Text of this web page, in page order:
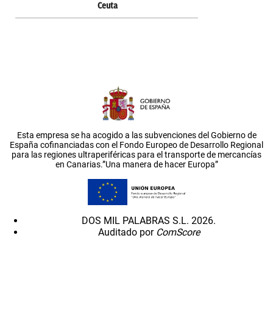
Ceuta
Esta empresa se ha acogido a las subvenciones del Gobierno de
España cofinanciadas con el Fondo Europeo de Desarrollo Regional
para las regiones ultraperiféricas para el transporte de mercancías
en Canarias.”Una manera de hacer Europa”
DOS MIL PALABRAS S.L. 2026.
Auditado por ComScore